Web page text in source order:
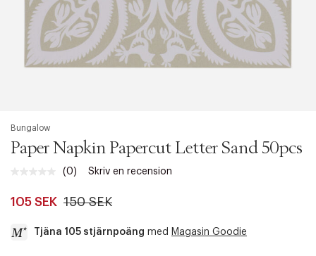
Bungalow
Paper Napkin Papercut Letter Sand 50pcs
Inget
Länk
sida.
(0) Skriv en recension
105 SEK 150 SEK
Tjäna 105 stjärnpoäng med Magasin Goodie